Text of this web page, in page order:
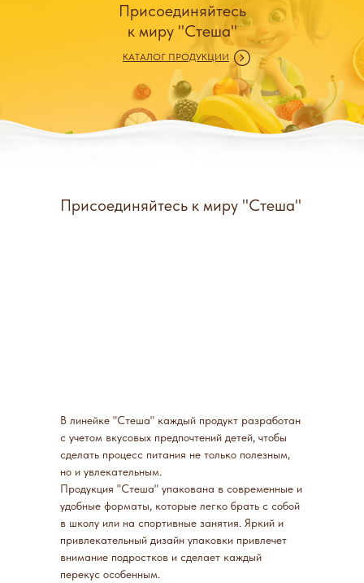
Присоединяйтесь
к миру "Стеша"
КАТАЛОГ ПРОДУКЦИИ
Присоединяйтесь к миру "Стеша"
В линейке "Стеша" каждый продукт разработан
с учетом вкусовых предпочтений детей, чтобы
сделать процесс питания не только полезным,
но и увлекательным.
Продукция "Стеша" упакована в современные и
удобные форматы, которые легко брать с собой
в школу или на спортивные занятия. Яркий и
привлекательный дизайн упаковки привлечет
внимание подростков и сделает каждый
перекус особенным.